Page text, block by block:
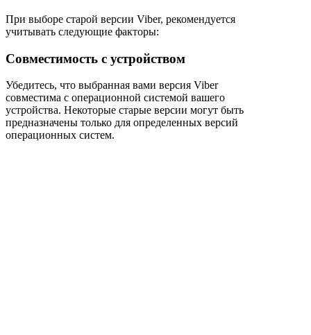
При выборе старой версии Viber, рекомендуется
учитывать следующие факторы:
Совместимость с устройством
Убедитесь, что выбранная вами версия Viber
совместима с операционной системой вашего
устройства. Некоторые старые версии могут быть
предназначены только для определенных версий
операционных систем.